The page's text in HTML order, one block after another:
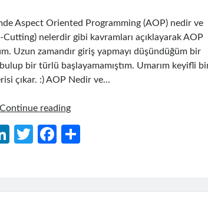
Aspect Oriented Programming (AOP) nedir ve
nelerdir gibi kavramları açıklayarak AOP
Uzun zamandır giriş yapmayı düşündüğüm bir
bir türlü başlayamamıştım. Umarım keyifli
çıkar. :) AOP Nedir ve…
Continue readingAspect
Programming
Li
T
Fa